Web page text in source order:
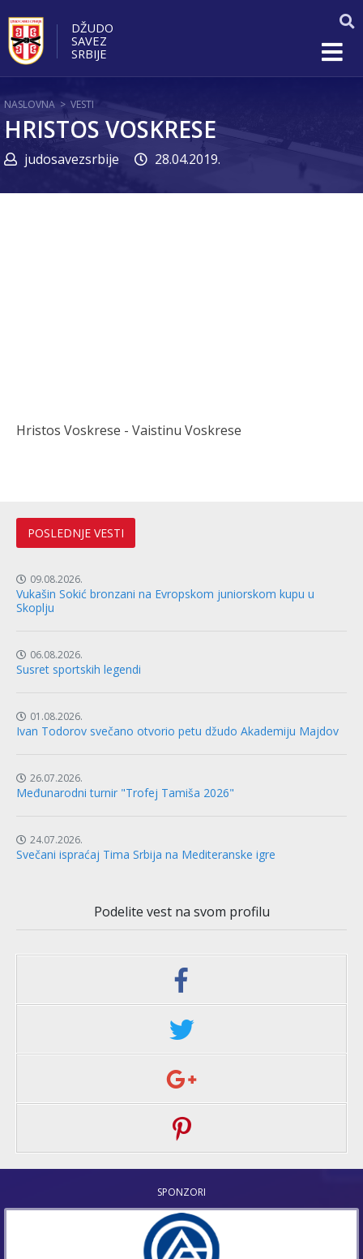
DŽUDO
SAVEZ
SRBIJE
NASLOVNA > VESTI
HRISTOS VOSKRESE
judosavezsrbije 28.04.2019.
Hristos Voskrese - Vaistinu Voskrese
POSLEDNJE VESTI
09.08.2026.
Vukašin Sokić bronzani na Evropskom juniorskom kupu u
Skoplju
06.08.2026.
Susret sportskih legendi
01.08.2026.
Ivan Todorov svečano otvorio petu džudo Akademiju Majdov
26.07.2026.
Međunarodni turnir "Trofej Tamiša 2026"
24.07.2026.
Svečani ispraćaj Tima Srbija na Mediteranske igre
Podelite vest na svom profilu
SPONZORI